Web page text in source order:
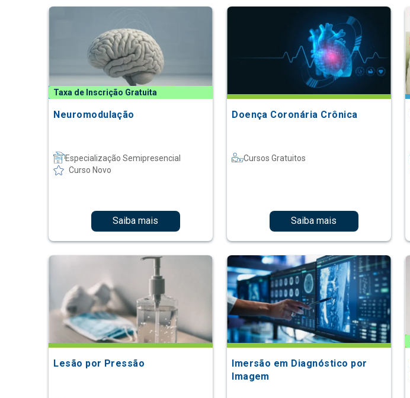
Taxa de Inscrição Gratuita
Neuromodulação
Especialização Semipresencial
Curso Novo
Saiba mais
Doença Coronária Crônica
Cursos Gratuitos
Saiba mais
Lesão por Pressão
Imersão em Diagnóstico por
Imagem